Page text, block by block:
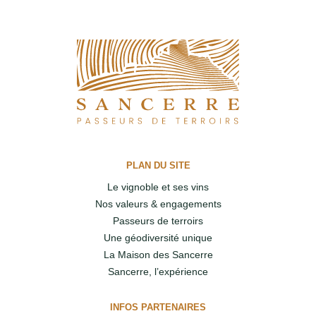
PLAN DU SITE
Le vignoble et ses vins
Nos valeurs & engagements
Passeurs de terroirs
Une géodiversité unique
La Maison des Sancerre
Sancerre, l’expérience
INFOS PARTENAIRES